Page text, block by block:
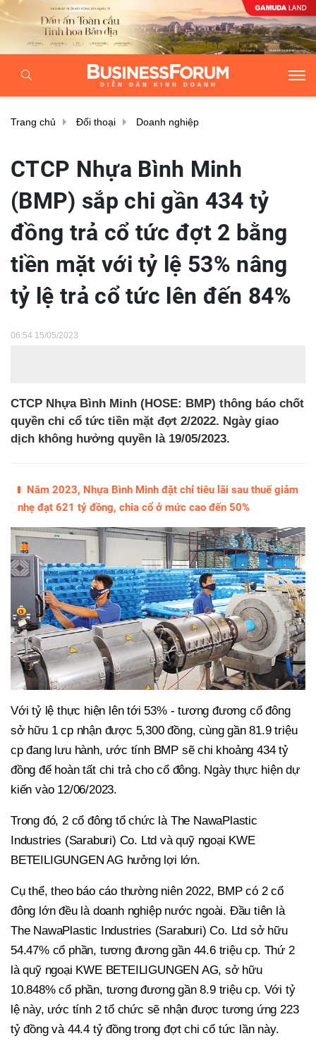
Trang chủ Đối thoại Doanh nghiệp
CTCP Nhựa Bình Minh
(BMP) sắp chi gần 434 tỷ
đồng trả cổ tức đợt 2 bằng
tiền mặt với tỷ lệ 53% nâng
tỷ lệ trả cổ tức lên đến 84%
06:54 15/05/2023
CTCP Nhựa Bình Minh (HOSE: BMP) thông báo chốt
quyền chi cổ tức tiền mặt đợt 2/2022. Ngày giao
dịch không hưởng quyền là 19/05/2023.
Năm 2023, Nhựa Bình Minh đặt chỉ tiêu lãi sau thuế giảm
nhẹ đạt 621 tỷ đồng, chia cổ ở mức cao đến 50%
Với tỷ lệ thực hiện lên tới 53% - tương đương cổ đông
sở hữu 1 cp nhận được 5,300 đồng, cùng gần 81.9 triệu
cp đang lưu hành, ước tính BMP sẽ chi khoảng 434 tỷ
đồng để hoàn tất chi trả cho cổ đông. Ngày thực hiện dự
kiến vào 12/06/2023.
Trong đó, 2 cổ đông tổ chức là The NawaPlastic
Industries (Saraburi) Co. Ltd và quỹ ngoại KWE
BETEILIGUNGEN AG hưởng lợi lớn.
Cụ thể, theo báo cáo thường niên 2022, BMP có 2 cổ
đông lớn đều là doanh nghiệp nước ngoài. Đầu tiên là
The NawaPlastic Industries (Saraburi) Co. Ltd sở hữu
54.47% cổ phần, tương đương gần 44.6 triệu cp. Thứ 2
là quỹ ngoại KWE BETEILIGUNGEN AG, sở hữu
10.848% cổ phần, tương đương gần 8.9 triệu cp. Với tỷ
lệ này, ước tính 2 tổ chức sẽ nhận được tương ứng 223
tỷ đồng và 44.4 tỷ đồng trong đợt chi cổ tức lần này.